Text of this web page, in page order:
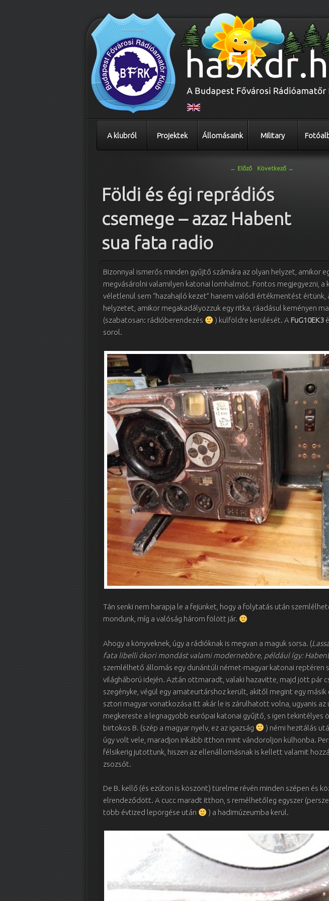
A klubról Projektek Állomásaink Military
← Előző Következő →
Földi és égi reprádiós
csemege – azaz Habent
sua fata radio
Bizonnyal ismerős minden gyűjtő számára az olyan helyzet, amikor
megvásárolni valamilyen katonai lomhalmot. Fontos megjegyezni, a
véletlenül sem “hazahajló kezet” hanem valódi értékmentést értünk,
helyzetet, amikor megakadályozzuk egy ritka, ráadásul keményen
(szabatosan: rádióberendezés
) külföldre kerülését. A FuG10EK3
sorol.
Tán senki nem harapja le a fejünket, hogy a folytatás után
mondunk, míg a valóság három fölött jár.
Ahogy a könyveknek, úgy a rádióknak is megvan a maguk sorsa. (
fata libelli ókori mondást valami modernebbre, például így:
szemlélhető állomás egy dunántúli német-magyar katonai reptéren
világháború idején. Aztán ottmaradt, valaki hazavitte, majd jött pár
szegényke, végül egy amateurtárshoz került, akitől megint egy
sztori magyar vonatkozása itt akár le is zárulhatott volna, ugyanis
megkereste a legnagyobb európai katonai gyűjtő, s igen tekintélyes
birtokos B. (szép a magyar nyelv, ez az igazság
) némi hezitálás
úgy volt vele, maradjon inkább itthon mint vándoroljon külhonba.
félsikerig jutottunk, hiszen az ellenállomásnak is kellett valamit
zsozsót.
De B. kellő (és ezúton is köszönt) türelme révén minden szépen és
elrendeződött. A cucc maradt itthon, s remélhetőleg egyszer
több évtized lepörgése után
) a hadimúzeumba kerül.